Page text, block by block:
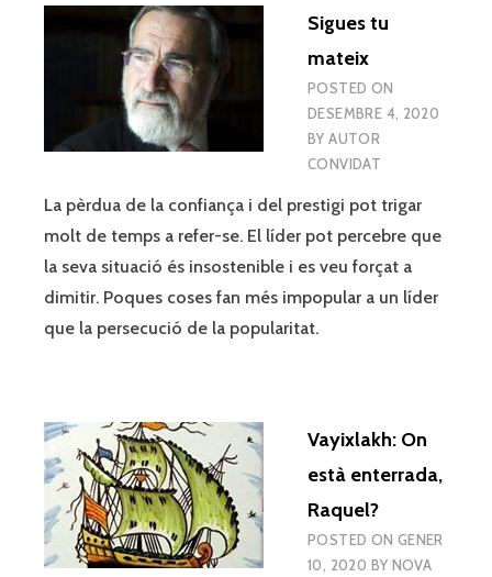
Sigues tu
mateix
POSTED ON
DESEMBRE 4, 2020
BYAUTOR
CONVIDAT
La pèrdua de la confiança i del prestigi pot trigar
molt de temps a refer-se. El líder pot percebre que
la seva situació és insostenible i es veu forçat a
dimitir. Poques coses fan més impopular a un líder
que la persecució de la popularitat.
Vayixlakh: On
està enterrada,
Raquel?
POSTED ON GENER
10, 2020 BY NOVA